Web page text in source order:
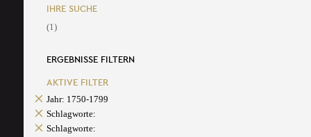
IHRE SUCHE
(1)
ERGEBNISSE FILTERN
AKTIVE FILTER
Jahr: 1750-1799
Schlagworte:
Schlagworte: